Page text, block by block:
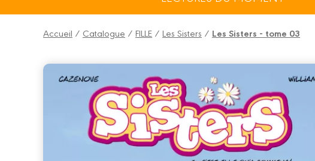
Accueil / Catalogue / FILLE / Les Sisters / Les Sisters - tome 03